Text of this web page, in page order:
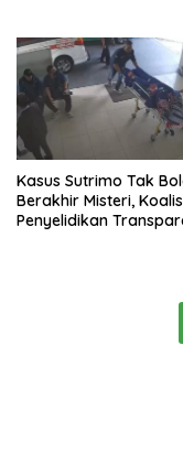
Kasus Sutrimo Tak
Berakhir Misteri,
Penyelidikan